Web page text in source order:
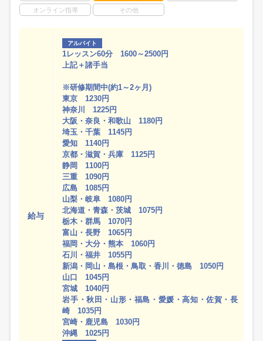
オンライン指導 その他
給与
アルバイト
1レッスン60分 1600～2500円
上記＋諸手当
※研修期間中(約1～2ヶ月)
東京 1230円
神奈川 1225円
大阪・奈良・和歌山 1180円
埼玉・千葉 1145円
愛知 1140円
京都・滋賀・兵庫 1125円
静岡 1100円
三重 1090円
広島 1085円
山梨・岐阜 1080円
北海道・青森・茨城 1075円
栃木・群馬 1070円
富山・長野 1065円
福岡・大分・熊本 1060円
石川・福井 1055円
新潟・岡山・島根・鳥取・香川・徳島 1050円
山口 1045円
宮城 1040円
岩手・秋田・山形・福島・愛媛・高知・佐賀・長
崎 1035円
宮崎・鹿児島 1030円
沖縄 1025円